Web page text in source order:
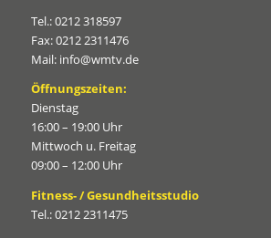
Tel.: 0212 318597
Fax: 0212 2311476
Mail: info@wmtv.de
Öffnungszeiten:
Dienstag
16:00 – 19:00 Uhr
Mittwoch u. Freitag
09:00 – 12:00 Uhr
Fitness- / Gesundheitsstudio
Tel.: 0212 2311475